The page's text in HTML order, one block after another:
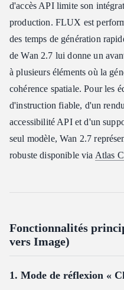
d'accès API limite son
production. FLUX est
des temps de génération
de Wan 2.7 lui donne un
à plusieurs éléments où la
cohérence spatiale. Pour les
d'instruction fiable, d'un
accessibilité API et d'un
seul modèle, Wan 2.7
robuste disponible via Atlas
Fonctionnalités
vers Image)
1. Mode de réflexion «